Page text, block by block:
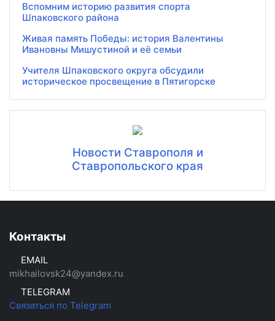
Вспомним историю развития спорта
Шпаковского района
Живая память Победы: история Валентины
Ивановны Мишустиной и её семьи
Учителя Шпаковского округа обсудили
историческое просвещение в Пятигорске
Новости Ставрополя и
Ставропольского края
Контакты
EMAIL
mikhailovsk24@yandex.ru
TELEGRAM
Связаться по Telegram